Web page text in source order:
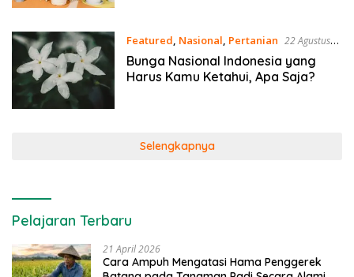
Featured, Nasional, Pertanian 22 Agustus
2021
Bunga Nasional Indonesia yang
Harus Kamu Ketahui, Apa Saja?
Selengkapnya
Pelajaran Terbaru
21 April 2026
Cara Ampuh Mengatasi Hama Penggerek